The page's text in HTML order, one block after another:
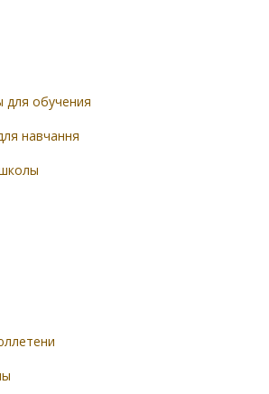
для обучения
навчання